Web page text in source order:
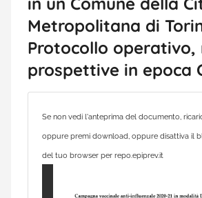
Metropolitana di
Protocollo
prospettive in epoca
Se non vedi l'anteprima del documento,
oppure premi download, oppure disattiva il
del tuo browser per repo.epiprev.it